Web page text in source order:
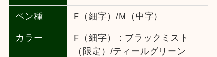
ペン種 F（細字）/M（中字）
カラー
F（細字）：ブラックミスト
（限定）/ティールグリーン